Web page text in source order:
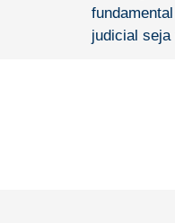
judicial